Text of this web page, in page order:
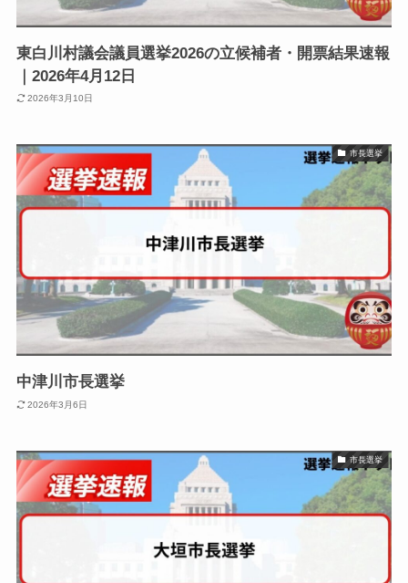
東白川村議会議員選挙2026の立候補者・開票結果速報
｜2026年4月12日
2026年3月10日
市長選挙
中津川市長選挙
2026年3月6日
市長選挙